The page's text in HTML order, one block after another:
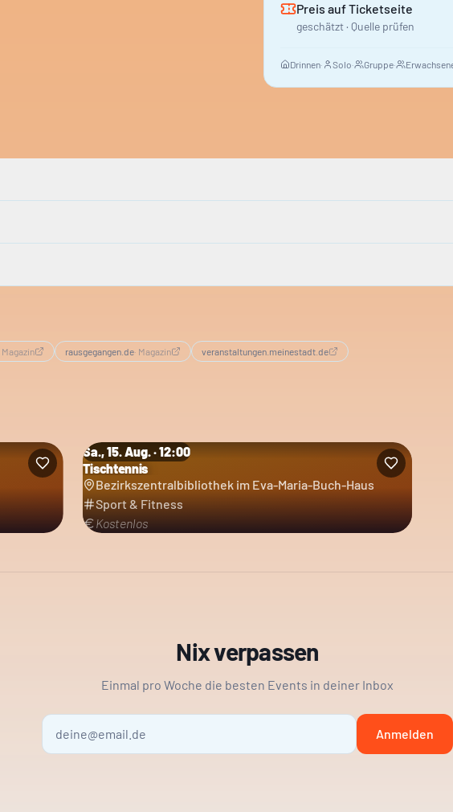
Preis auf Ticketseite
geschätzt · Quelle prüfen
Drinnen· Solo· Gruppe·
Magazin rausgegangen.de· Magazin veranstaltungen.meinestadt.de
Sa., 15. Aug. · 12:00
Tischtennis
Bezirkszentralbibliothek im Eva-Maria-Buch-Haus
Sport & Fitness
Kostenlos
Nix verpassen
Einmal pro Woche die besten Events in deiner Inbox
Anmelden